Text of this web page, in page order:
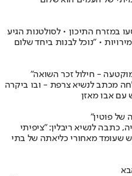
במזרח התיכון • לסולטנות הגיע
• "נוכל לבנות ביחד שלום
- חילול זכר השואה"
מכתב לנשיא צרפת - ובו ביקרה
עם אבו מאזן
של פוטין"
כתבה לנשיא ריבלין: "ציפיתי
שעומד מאחורי כליאתה של בתי